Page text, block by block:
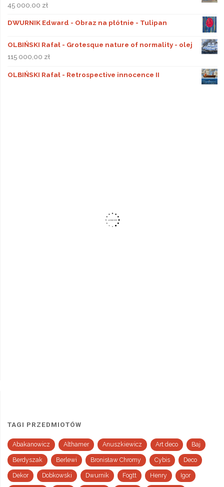
45 000,00 zł
DWURNIK Edward - Obraz na płótnie - Tulipan
OLBIŃSKI Rafał - Grotesque nature of normality - olej
115 000,00 zł
OLBIŃSKI Rafał - Retrospective innocence II
TAGI PRZEDMIOTÓW
Abakanowicz Althamer Anuszkiewicz Art deco Baj
Berdyszak Berlewi Bronisław Chromy Cybis Deco
Dekor Dobkowski Dwurnik Fogtt Henry Igor